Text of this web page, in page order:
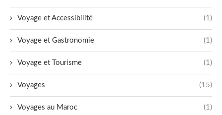
Voyage et Accessibilité (1)
Voyage et Gastronomie (1)
Voyage et Tourisme (1)
Voyages (15)
Voyages au Maroc (1)